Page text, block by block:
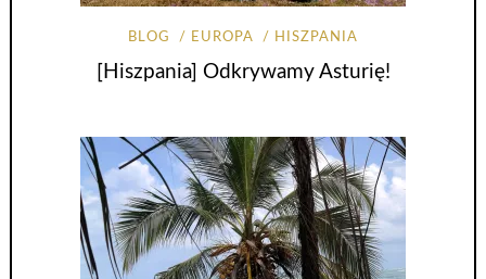
BLOG EUROPA HISZPANIA
[Hiszpania] Odkrywamy Asturię!